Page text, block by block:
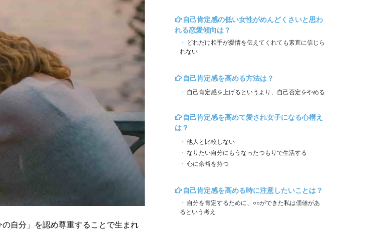
自分」を認め尊重することで生まれ
自己肯定感の低い女性がめんどくさいと思わ
れる恋愛傾向は？
どれだけ相手が愛情を伝えてくれても素直に信じら
れない
自己肯定感を高める方法は？
自己肯定感を上げるというより、自己否定をやめる
自己肯定感を高めて愛され女子になる心構え
は？
他人と比較しない
なりたい自分にもうなったつもりで生活する
心に余裕を持つ
自己肯定感を高める時に注意したいことは？
自分を肯定するために、○○ができた私は価値があ
るという考え